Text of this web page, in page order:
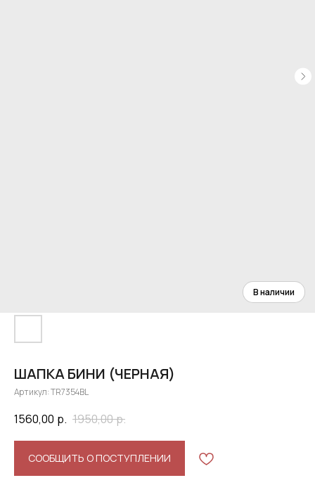
ШАПКА БИНИ (ЧЕРНАЯ)
Артикул:TR7354BL
1560,00 р. 1950,00р.
СООБЩИТЬ О ПОСТУПЛЕНИИ